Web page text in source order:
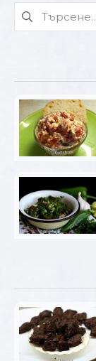
Търсене
за: